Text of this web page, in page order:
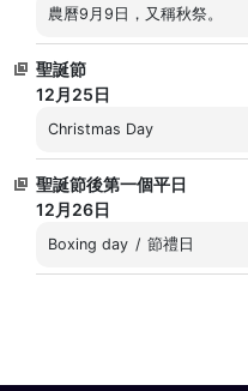
農曆9月9日，又稱秋祭。
聖誕節
12月25日
Christmas Day
聖誕節後第一個平日
12月26日
Boxing day / 節禮日